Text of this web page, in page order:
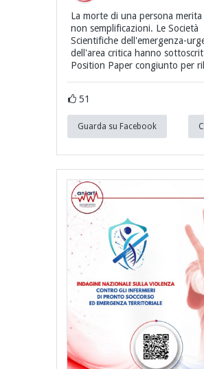
La morte di una persona
non semplificazioni. Le Società
Scientifiche dell'emergenza-
dell'area critica hanno
Position Paper congiunto per
51
Guarda su Facebook